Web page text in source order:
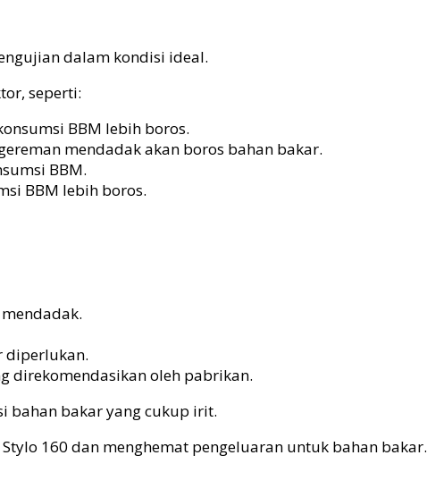
dalam kondisi ideal.
seperti:
BBM lebih boros.
mendadak akan boros bahan bakar.
BBM.
BBM lebih boros.
diperlukan.
direkomendasikan oleh pabrikan.
bahan bakar yang cukup irit.
160 dan menghemat pengeluaran untuk bahan bakar.